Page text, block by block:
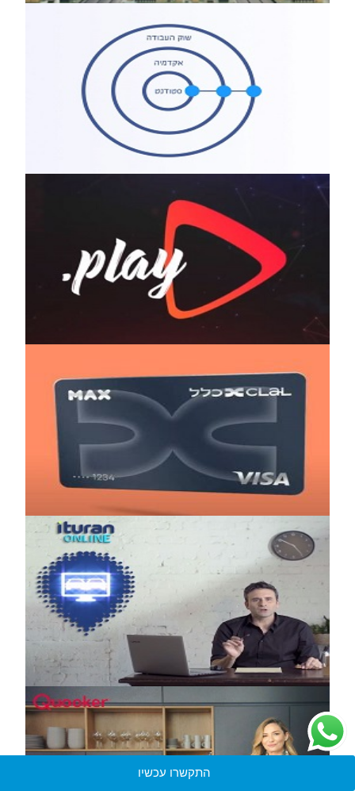
התקשרו עכשיו